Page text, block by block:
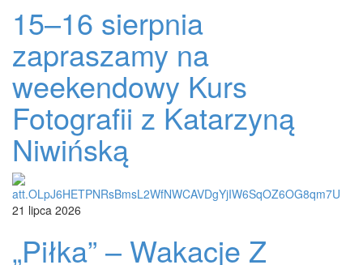
15–16 sierpnia
zapraszamy na
weekendowy Kurs
Fotografii z Katarzyną
Niwińską
21 lipca 2026
„Piłka” – Wakacje Z